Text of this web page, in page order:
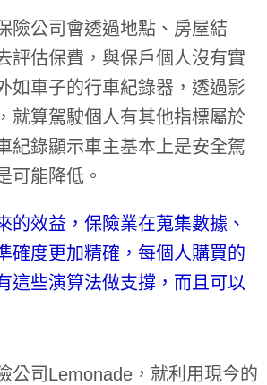
險公司會透過地點、房屋結
評估保費，與保戶個人沒有實
如車子的行車紀錄器，透過影
就算駕駛個人有其他指標屬於
紀錄顯示車主基本上是安全駕
可能降低。
的效益，保險業在蒐集數據、
確度更加精確，每個人購買的
這些演算法做支撐，而且可以
公司Lemonade，就利用現今的